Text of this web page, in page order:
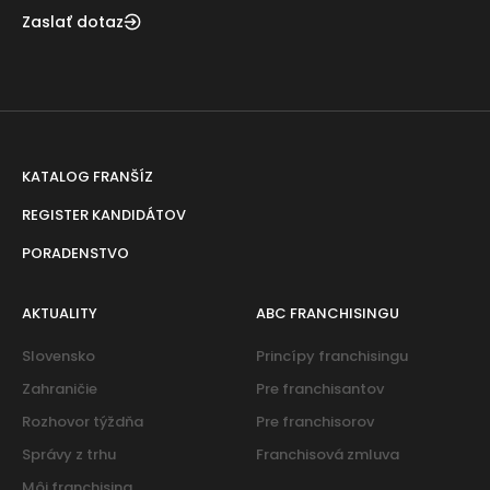
Zaslať dotaz
KATALOG FRANŠÍZ
REGISTER KANDIDÁTOV
PORADENSTVO
AKTUALITY
Slovensko
Zahraničie
Rozhovor týždňa
Správy z trhu
ABC FRANCHISINGU
Princípy franchisingu
Pre franchisantov
Pre franchisorov
Franchisová zmluva